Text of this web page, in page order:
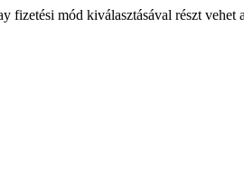
mód kiválasztásával részt vehet